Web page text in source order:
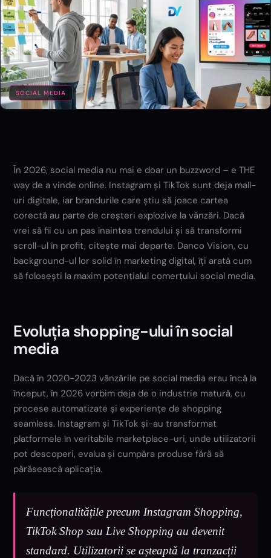
SOCIAL MEDIA
În 2026, social media nu mai e doar un buzzword – e THE
way de a vinde online. Instagram și TikTok sunt deja mall-
uri digitale, iar brandurile care știu să joace cartea
corectă au parte de creșteri explozive la vânzări. Dacă
vrei să fii cu un pas înaintea trendului și să transformi
scroll-ul în profit, citește mai departe. Danco Vision, cu
background-ul lor solid în marketing digital, îți arată cum
să folosești la maxim potențialul comerțului social media.
Evoluția shopping-ului în social
media
Dacă în 2020-2023 vânzările pe social media erau încă la
început, în 2026 vorbim deja de o industrie matură, cu
procese automatizate și experiențe de shopping
seamless. Instagram și TikTok și-au transformat
platformele în veritabile marketplace-uri, unde utilizatorii
pot descoperi, evalua și cumpăra produse fără să
părăsească aplicația.
Funcționalitățile precum Instagram Shopping,
TikTok Shop sau Live Shopping au devenit
standard. Utilizatorii se așteaptă la tranzacții